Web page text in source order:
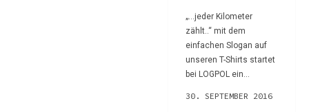
„…jeder Kilometer
zählt..“ mit dem
einfachen Slogan auf
unseren T-Shirts startet
bei LOGPOL ein...
30. SEPTEMBER 2016